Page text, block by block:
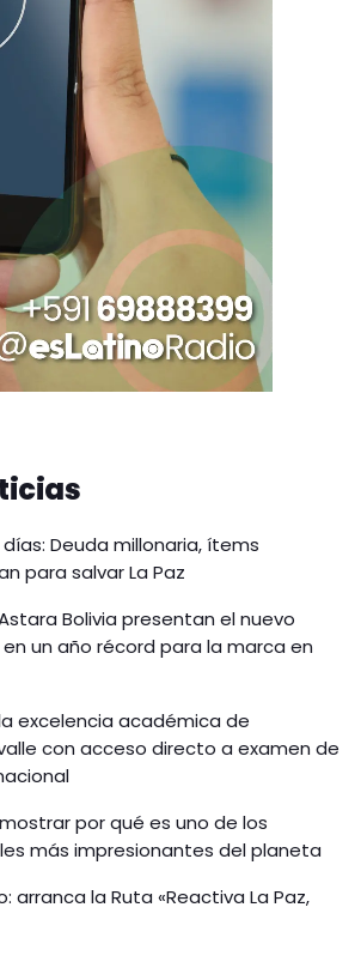
Deuda millonaria, ítems
para salvar La Paz
Bolivia presentan el nuevo
en un año récord para la marca en
excelencia académica de
con acceso directo a examen de
por qué es uno de los
más impresionantes del planeta
arranca la Ruta «Reactiva La Paz,